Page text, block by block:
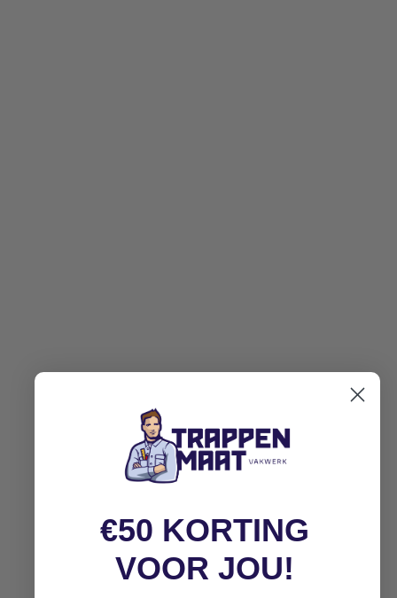
€50 KORTING
VOOR JOU!